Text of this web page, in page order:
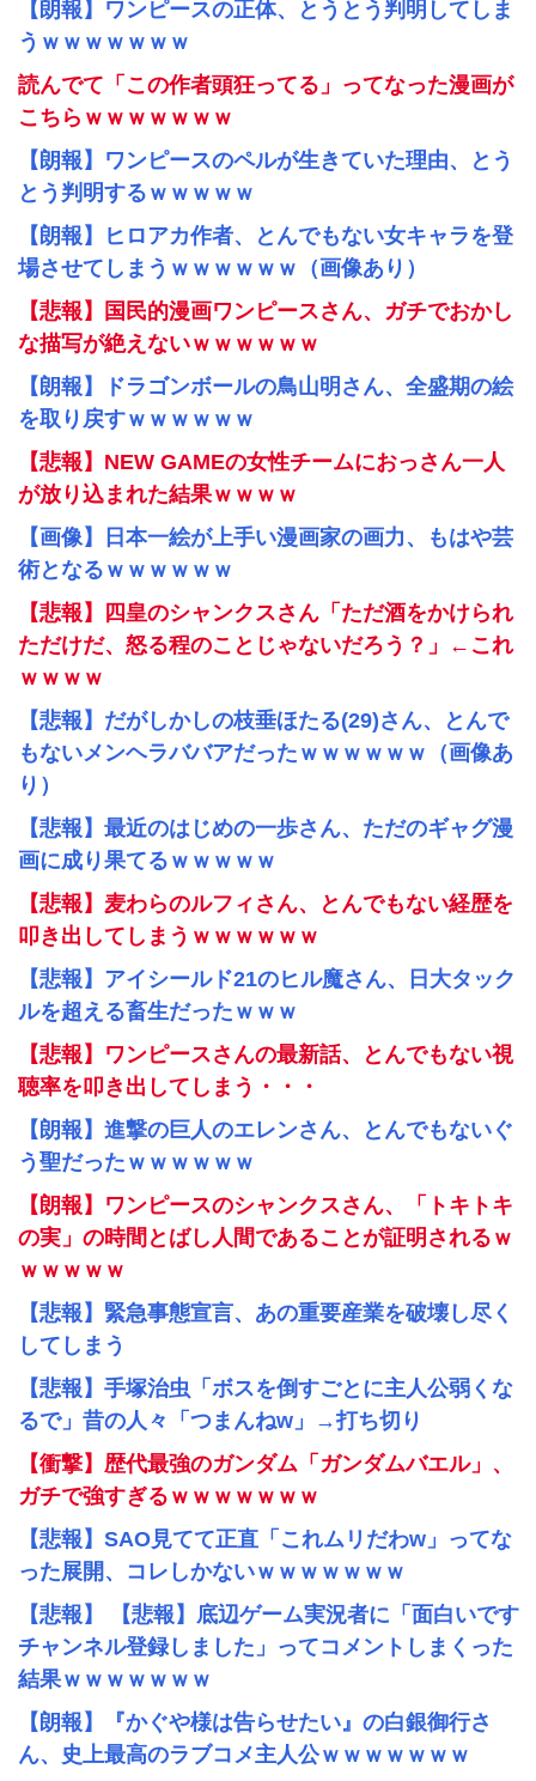
【朗報】ワンピースの正体、とうとう判明してしま
うｗｗｗｗｗｗｗ
読んでて「この作者頭狂ってる」ってなった漫画が
こちらｗｗｗｗｗｗｗ
【朗報】ワンピースのペルが生きていた理由、とう
とう判明するｗｗｗｗｗ
【朗報】ヒロアカ作者、とんでもない女キャラを登
場させてしまうｗｗｗｗｗｗ（画像あり）
【悲報】国民的漫画ワンピースさん、ガチでおかし
な描写が絶えないｗｗｗｗｗｗ
【朗報】ドラゴンボールの鳥山明さん、全盛期の絵
を取り戻すｗｗｗｗｗｗ
【悲報】NEW GAMEの女性チームにおっさん一人
が放り込まれた結果ｗｗｗｗ
【画像】日本一絵が上手い漫画家の画力、もはや芸
術となるｗｗｗｗｗｗ
【悲報】四皇のシャンクスさん「ただ酒をかけられ
ただけだ、怒る程のことじゃないだろう？」←これ
ｗｗｗｗ
【悲報】だがしかしの枝垂ほたる(29)さん、とんで
もないメンヘラババアだったｗｗｗｗｗｗ（画像あ
り）
【悲報】最近のはじめの一歩さん、ただのギャグ漫
画に成り果てるｗｗｗｗｗ
【悲報】麦わらのルフィさん、とんでもない経歴を
叩き出してしまうｗｗｗｗｗｗ
【悲報】アイシールド21のヒル魔さん、日大タック
ルを超える畜生だったｗｗｗ
【悲報】ワンピースさんの最新話、とんでもない視
聴率を叩き出してしまう・・・
【朗報】進撃の巨人のエレンさん、とんでもないぐ
う聖だったｗｗｗｗｗｗ
【朗報】ワンピースのシャンクスさん、「トキトキ
の実」の時間とばし人間であることが証明されるｗ
ｗｗｗｗｗ
【悲報】緊急事態宣言、あの重要産業を破壊し尽く
してしまう
【悲報】手塚治虫「ボスを倒すごとに主人公弱くな
るで」昔の人々「つまんねw」→打ち切り
【衝撃】歴代最強のガンダム「ガンダムバエル」、
ガチで強すぎるｗｗｗｗｗｗｗ
【悲報】SAO見てて正直「これムリだわw」ってな
った展開、コレしかないｗｗｗｗｗｗｗ
【悲報】 【悲報】底辺ゲーム実況者に「面白いです
チャンネル登録しました」ってコメントしまくった
結果ｗｗｗｗｗｗｗ
【朗報】『かぐや様は告らせたい』の白銀御行さ
ん、史上最高のラブコメ主人公ｗｗｗｗｗｗｗ